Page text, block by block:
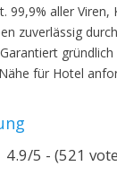
99,9% aller Viren,
zuverlässig
für Hotel
4.9/5 - (521